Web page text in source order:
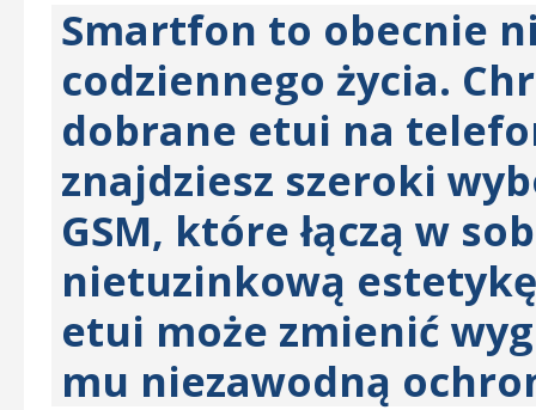
Smartfon to obecnie
codziennego życia.
dobrane etui na
znajdziesz szeroki
GSM, które łączą w
nietuzinkową
etui może zmienić
mu niezawodną